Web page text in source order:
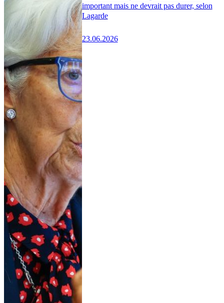
important mais ne devrait pas durer, selon
Lagarde
23.06.2026